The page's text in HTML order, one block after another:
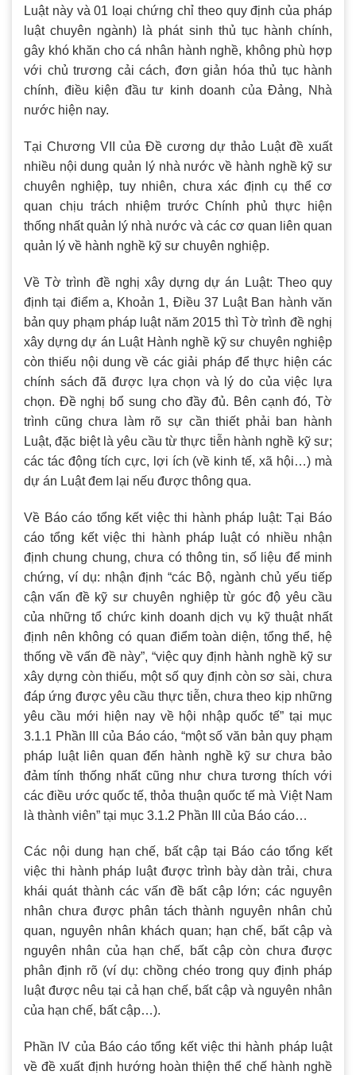
Luật này và 01 loại chứng chỉ theo quy định của pháp
luật chuyên ngành) là phát sinh thủ tục hành chính,
gây khó khăn cho cá nhân hành nghề, không phù hợp
với chủ trương cải cách, đơn giản hóa thủ tục hành
chính, điều kiện đầu tư kinh doanh của Đảng, Nhà
nước hiện nay.
Tại Chương VII của Đề cương dự thảo Luật đề xuất
nhiều nội dung quản lý nhà nước về hành nghề kỹ sư
chuyên nghiệp, tuy nhiên, chưa xác định cụ thể cơ
quan chịu trách nhiệm trước Chính phủ thực hiện
thống nhất quản lý nhà nước và các cơ quan liên quan
quản lý về hành nghề kỹ sư chuyên nghiệp.
Về Tờ trình đề nghị xây dựng dự án Luật: Theo quy
định tại điểm a, Khoản 1, Điều 37 Luật Ban hành văn
bản quy phạm pháp luật năm 2015 thì Tờ trình đề nghị
xây dựng dự án Luật Hành nghề kỹ sư chuyên nghiệp
còn thiếu nội dung về các giải pháp để thực hiện các
chính sách đã được lựa chọn và lý do của việc lựa
chọn. Đề nghị bổ sung cho đầy đủ. Bên cạnh đó, Tờ
trình cũng chưa làm rõ sự cần thiết phải ban hành
Luật, đặc biệt là yêu cầu từ thực tiễn hành nghề kỹ sư;
các tác động tích cực, lợi ích (về kinh tế, xã hội…) mà
dự án Luật đem lại nếu được thông qua.
Về Báo cáo tổng kết việc thi hành pháp luật: Tại Báo
cáo tổng kết việc thi hành pháp luật có nhiều nhận
định chung chung, chưa có thông tin, số liệu để minh
chứng, ví dụ: nhận định “các Bộ, ngành chủ yếu tiếp
cận vấn đề kỹ sư chuyên nghiệp từ góc độ yêu cầu
của những tổ chức kinh doanh dịch vụ kỹ thuật nhất
định nên không có quan điểm toàn diện, tổng thể, hệ
thống về vấn đề này”, “việc quy định hành nghề kỹ sư
xây dựng còn thiếu, một số quy định còn sơ sài, chưa
đáp ứng được yêu cầu thực tiễn, chưa theo kịp những
yêu cầu mới hiện nay về hội nhập quốc tế” tại mục
3.1.1 Phần III của Báo cáo, “một số văn bản quy phạm
pháp luật liên quan đến hành nghề kỹ sư chưa bảo
đảm tính thống nhất cũng như chưa tương thích với
các điều ước quốc tế, thỏa thuận quốc tế mà Việt Nam
là thành viên” tại mục 3.1.2 Phần III của Báo cáo…
Các nội dung hạn chế, bất cập tại Báo cáo tổng kết
việc thi hành pháp luật được trình bày dàn trải, chưa
khái quát thành các vấn đề bất cập lớn; các nguyên
nhân chưa được phân tách thành nguyên nhân chủ
quan, nguyên nhân khách quan; hạn chế, bất cập và
nguyên nhân của hạn chế, bất cập còn chưa được
phân định rõ (ví dụ: chồng chéo trong quy định pháp
luật được nêu tại cả hạn chế, bất cập và nguyên nhân
của hạn chế, bất cập…).
Phần IV của Báo cáo tổng kết việc thi hành pháp luật
về đề xuất định hướng hoàn thiện thể chế hành nghề